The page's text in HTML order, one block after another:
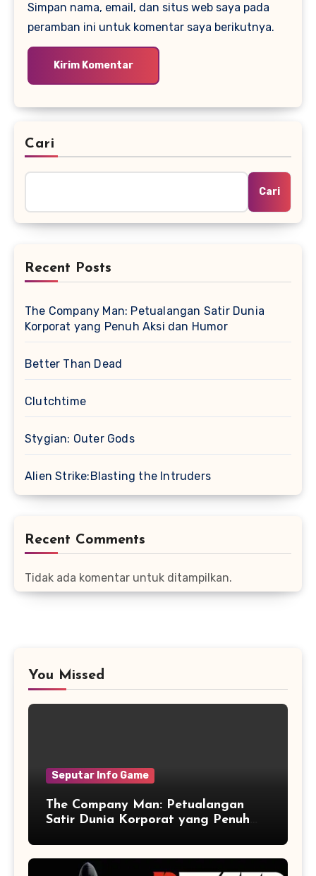
Simpan nama, email, dan situs web saya pada
peramban ini untuk komentar saya berikutnya.
Cari
Cari
Recent Posts
The Company Man: Petualangan Satir Dunia
Korporat yang Penuh Aksi dan Humor
Better Than Dead
Clutchtime
Stygian: Outer Gods
Alien Strike:Blasting the Intruders
Recent Comments
Tidak ada komentar untuk ditampilkan.
You Missed
Seputar Info Game
The Company Man: Petualangan
Satir Dunia Korporat yang Penuh